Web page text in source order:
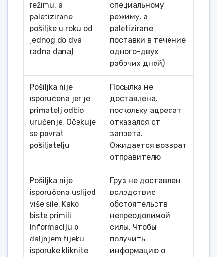
režimu, a
paletizirane
pošiljke u roku od
jednog do dva
radna dana)
специальному
режиму, а
paletizirane
поставки в течение
одного-двух
рабочих дней)
Pošiljka nije
isporučena jer je
primatelj odbio
uručenje. Očekuje
se povrat
pošiljatelju
Посылка не
доставлена,
поскольку адресат
отказался от
запрета.
Ожидается возврат
отправителю
Pošiljka nije
isporučena uslijed
više sile. Kako
biste primili
informaciju o
daljnjem tijeku
isporuke kliknite
Груз не доставлен
вследствие
обстоятельств
непреодолимой
силы. Чтобы
получить
информацию о